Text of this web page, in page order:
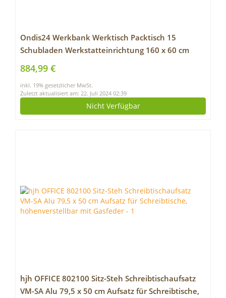
Ondis24 Werkbank Werktisch Packtisch 15
Schubladen Werkstatteinrichtung 160 x 60 cm
Arbeitshöhe: 85 cm TÜV geprüft
884,99 €
inkl. 19% gesetzlicher MwSt.
Zuletzt aktualisiert am: 22. Juli 2024 02:39
Nicht Verfügbar
hjh OFFICE 802100 Sitz-Steh Schreibtischaufsatz
VM-SA Alu 79,5 x 50 cm Aufsatz für Schreibtische,